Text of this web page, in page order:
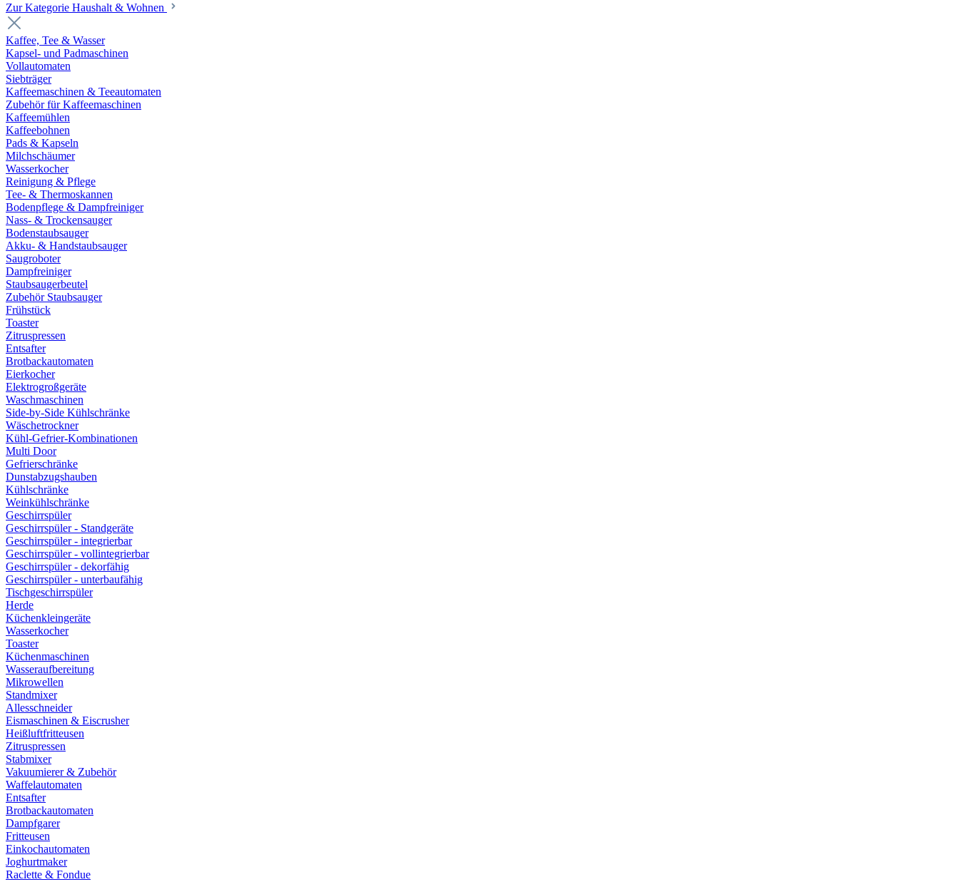
Zur Kategorie Haushalt & Wohnen
Kaffee, Tee & Wasser
Kapsel- und Padmaschinen
Vollautomaten
Siebträger
Kaffeemaschinen & Teeautomaten
Zubehör für Kaffeemaschinen
Kaffeemühlen
Kaffeebohnen
Pads & Kapseln
Milchschäumer
Wasserkocher
Reinigung & Pflege
Tee- & Thermoskannen
Bodenpflege & Dampfreiniger
Nass- & Trockensauger
Bodenstaubsauger
Akku- & Handstaubsauger
Saugroboter
Dampfreiniger
Staubsaugerbeutel
Zubehör Staubsauger
Frühstück
Toaster
Zitruspressen
Entsafter
Brotbackautomaten
Eierkocher
Elektrogroßgeräte
Waschmaschinen
Side-by-Side Kühlschränke
Wäschetrockner
Kühl-Gefrier-Kombinationen
Multi Door
Gefrierschränke
Dunstabzugshauben
Kühlschränke
Weinkühlschränke
Geschirrspüler
Geschirrspüler - Standgeräte
Geschirrspüler - integrierbar
Geschirrspüler - vollintegrierbar
Geschirrspüler - dekorfähig
Geschirrspüler - unterbaufähig
Tischgeschirrspüler
Herde
Küchenkleingeräte
Wasserkocher
Toaster
Küchenmaschinen
Wasseraufbereitung
Mikrowellen
Standmixer
Allesschneider
Eismaschinen & Eiscrusher
Heißluftfritteusen
Zitruspressen
Stabmixer
Vakuumierer & Zubehör
Waffelautomaten
Entsafter
Brotbackautomaten
Dampfgarer
Fritteusen
Einkochautomaten
Joghurtmaker
Raclette & Fondue